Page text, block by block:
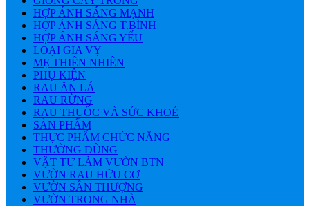
HỢP ÁNH SÁNG MẠNH
HỢP ÁNH SÁNG T.BÌNH
HỢP ÁNH SÁNG YẾU
LOẠI GIA VỴ
MẸ THIÊN NHIÊN
PHỤ KIỆN
RAU ĂN LÁ
RAU RỪNG
RAU THUỐC VÀ SỨC KHOẺ
SẢN PHẨM
THỰC PHẨM CHỨC NĂNG
THƯỜNG DÙNG
VẬT TƯ LÀM VƯỜN BTN
VƯỜN RAU HỮU CƠ
VƯỜN SÂN THƯỢNG
VƯỜN TRONG NHÀ